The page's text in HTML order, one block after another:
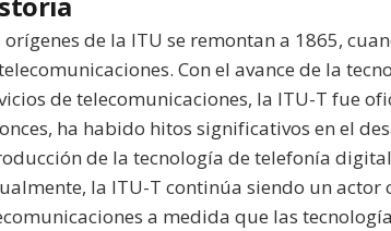
orígenes de la ITU se remontan a 1865,
Con el avance de la
de telecomunicaciones, la ITU-T fue
ha habido hitos significativos en el
de la tecnología de telefonía
la ITU-T continúa siendo un actor
a medida que las